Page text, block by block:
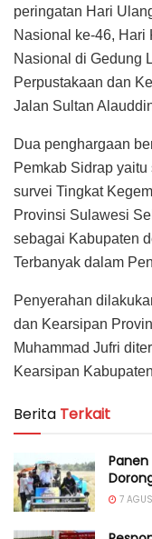
peringatan Hari
Nasional ke-46, Hari
Nasional di Gedung
Perpustakaan dan
Jalan Sultan
Dua penghargaan
Pemkab Sidrap
survei Tingkat
Provinsi Sulawesi
sebagai Kabupaten
Terbanyak dalam
Penyerahan
dan Kearsipan
Muhammad Jufri
Kearsipan
Berita Terkait
Panen
7